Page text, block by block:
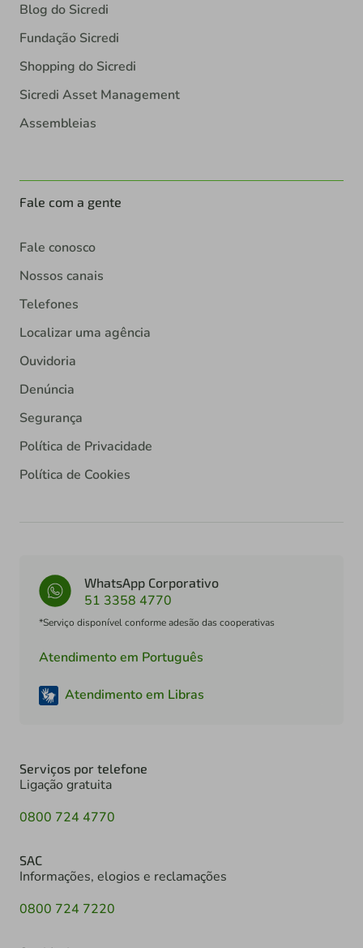
Blog do Sicredi
Fundação Sicredi
Shopping do Sicredi
Sicredi Asset Management
Assembleias
Fale com a gente
Fale conosco
Nossos canais
Telefones
Localizar uma agência
Ouvidoria
Denúncia
Segurança
Política de Privacidade
Política de Cookies
WhatsApp Corporativo
51 3358 4770
*Serviço disponível conforme adesão das cooperativas
Atendimento em Português
Atendimento em Libras
Serviços por telefone
Ligação gratuita
0800 724 4770
SAC
Informações, elogios e reclamações
0800 724 7220